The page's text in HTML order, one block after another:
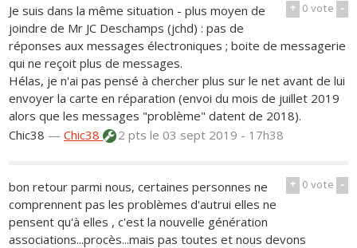
+ 0vote -
Je suis dans la même situation - plus moyen de
joindre de Mr JC Deschamps (jchd) : pas de
réponses aux messages électroniques ; boite de messagerie
qui ne reçoit plus de messages.
Hélas, je n'ai pas pensé à chercher plus sur le net avant de lui
envoyer la carte en réparation (envoi du mois de juillet 2019
alors que les messages "problème" datent de 2018).
Chic38 —Chic38 2 ptsle 03 sept 2019 - 17h38
+ 0vote -
bon retour parmi nous, certaines personnes ne
comprennent pas les problèmes d'autrui elles ne
pensent qu'à elles , c'est la nouvelle génération
associations...procès...mais pas toutes et nous devons